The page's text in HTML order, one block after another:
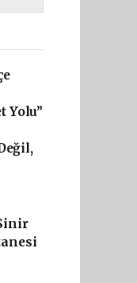
Yolu”